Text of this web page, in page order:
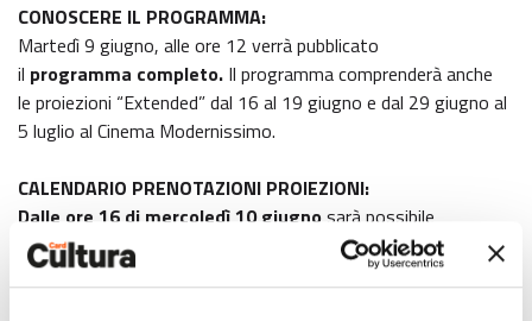
CONOSCERE IL PROGRAMMA:
Martedì 9 giugno, alle ore 12 verrà pubblicato
il programma completo. Il programma comprenderà anche
le proiezioni “Extended” dal 16 al 19 giugno e dal 29 giugno al
5 luglio al Cinema Modernissimo.
CALENDARIO PRENOTAZIONI PROIEZIONI:
Dalle ore 16 di mercoledì 10 giugnosarà possibile
prenotare il proprio posto agli appuntamenti delle prime otto
giornate,dal 16 al 23 giugno